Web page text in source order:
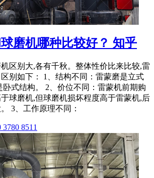
磨机哪种比较好？ 知乎
区别大,各有千秋。整体性价比来比较,雷
别如下： 1、结构不同：雷蒙磨是立式
卧式结构。 2、价位不同：雷蒙机前期购
球磨机,但球磨机损坏程度高于雷蒙机,后
3、工作原理不同：
8511